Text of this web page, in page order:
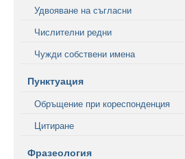
Удвояване на съгласни
Числителни редни
Чужди собствени имена
Пунктуация
Обръщение при кореспонденция
Цитиране
Фразеология